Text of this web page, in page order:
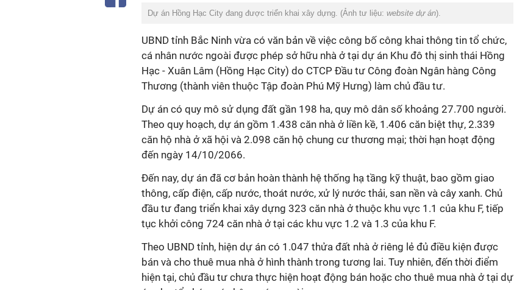
Dự án Hồng Hạc City đang được triển khai xây dựng. (Ảnh tư liệu: website dự án).
UBND tỉnh Bắc Ninh vừa có văn bản về việc công bố công khai thông tin tổ chức,
cá nhân nước ngoài được phép sở hữu nhà ở tại dự án Khu đô thị sinh thái Hồng
Hạc - Xuân Lâm (Hồng Hạc City) do CTCP Đầu tư Công đoàn Ngân hàng Công
Thương (thành viên thuộc Tập đoàn Phú Mỹ Hưng) làm chủ đầu tư.
Dự án có quy mô sử dụng đất gần 198 ha, quy mô dân số khoảng 27.700 người.
Theo quy hoạch, dự án gồm 1.438 căn nhà ở liền kề, 1.406 căn biệt thự, 2.339
căn hộ nhà ở xã hội và 2.098 căn hộ chung cư thương mại; thời hạn hoạt động
đến ngày 14/10/2066.
Đến nay, dự án đã cơ bản hoàn thành hệ thống hạ tầng kỹ thuật, bao gồm giao
thông, cấp điện, cấp nước, thoát nước, xử lý nước thải, san nền và cây xanh. Chủ
đầu tư đang triển khai xây dựng 323 căn nhà ở thuộc khu vực 1.1 của khu F, tiếp
tục khởi công 724 căn nhà ở tại các khu vực 1.2 và 1.3 của khu F.
Theo UBND tỉnh, hiện dự án có 1.047 thửa đất nhà ở riêng lẻ đủ điều kiện được
bán và cho thuê mua nhà ở hình thành trong tương lai. Tuy nhiên, đến thời điểm
hiện tại, chủ đầu tư chưa thực hiện hoạt động bán hoặc cho thuê mua nhà ở tại dự